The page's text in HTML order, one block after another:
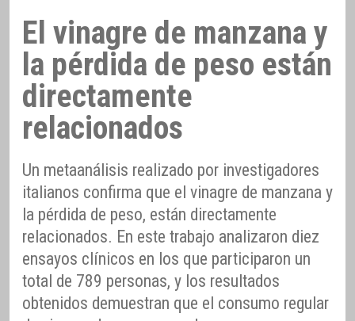
El vinagre de manzana y
la pérdida de peso están
directamente
relacionados
Un metaanálisis realizado por investigadores
italianos confirma que el vinagre de manzana y
la pérdida de peso, están directamente
relacionados. En este trabajo analizaron diez
ensayos clínicos en los que participaron un
total de 789 personas, y los resultados
obtenidos demuestran que el consumo regular